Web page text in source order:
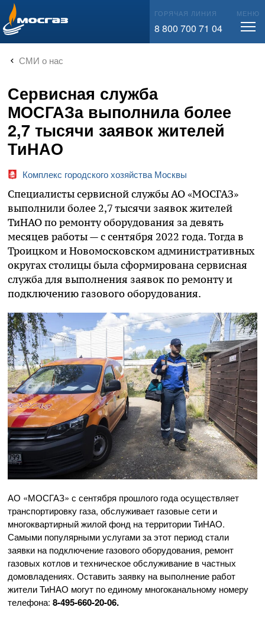
info@mos-gaz.ru ГОРЯЧАЯ ЛИНИЯ
8 800 700 71 04
МЕНЮ
СМИ о нас
Сервисная служба
МОСГАЗа выполнила более
2,7 тысячи заявок жителей
ТиНАО
Комплекс городского хозяйства Москвы
Специалисты сервисной службы АО «МОСГАЗ»
выполнили более 2,7 тысячи заявок жителей
ТиНАО по ремонту оборудования за девять
месяцев работы — с сентября 2022 года. Тогда в
Троицком и Новомосковском административных
округах столицы была сформирована сервисная
служба для выполнения заявок по ремонту и
подключению газового оборудования.
АО «МОСГАЗ» с сентября прошлого года осуществляет
транспортировку газа, обслуживает газовые сети и
многоквартирный жилой фонд на территории ТиНАО.
Самыми популярными услугами за этот период стали
заявки на подключение газового оборудования, ремонт
газовых котлов и техническое обслуживание в частных
домовладениях. Оставить заявку на выполнение работ
жители ТиНАО могут по единому многоканальному номеру
телефона: 8-495-660-20-06.